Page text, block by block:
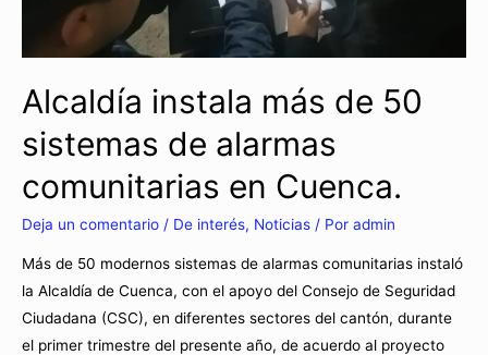
Alcaldía instala más de 50
sistemas de alarmas
comunitarias en Cuenca.
Deja un comentario / De interés, Noticias / Por admin
Más de 50 modernos sistemas de alarmas comunitarias instaló
la Alcaldía de Cuenca, con el apoyo del Consejo de Seguridad
Ciudadana (CSC), en diferentes sectores del cantón, durante
el primer trimestre del presente año, de acuerdo al proyecto